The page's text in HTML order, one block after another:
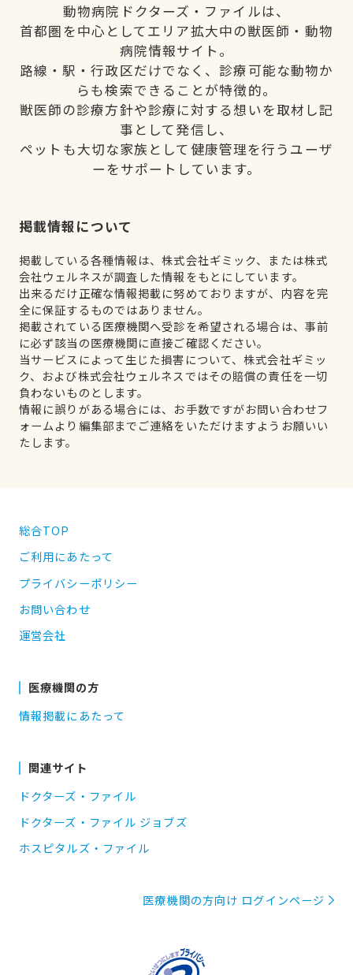
動物病院ドクターズ・ファイルは、
首都圏を中心としてエリア拡大中の獣医師・動物
病院情報サイト。
路線・駅・行政区だけでなく、診療可能な動物か
らも検索できることが特徴的。
獣医師の診療方針や診療に対する想いを取材し記
事として発信し、
ペットも大切な家族として健康管理を行うユーザ
ーをサポートしています。
掲載情報について
掲載している各種情報は、株式会社ギミック、または株式
会社ウェルネスが調査した情報をもとにしています。
出来るだけ正確な情報掲載に努めておりますが、内容を完
全に保証するものではありません。
掲載されている医療機関へ受診を希望される場合は、事前
に必ず該当の医療機関に直接ご確認ください。
当サービスによって生じた損害について、株式会社ギミッ
ク、および株式会社ウェルネスではその賠償の責任を一切
負わないものとします。
情報に誤りがある場合には、お手数ですがお問い合わせフ
ォームより編集部までご連絡をいただけますようお願いい
たします。
総合TOP
ご利用にあたって
プライバシーポリシー
お問い合わせ
運営会社
医療機関の方
情報掲載にあたって
関連サイト
ドクターズ・ファイル
ドクターズ・ファイル ジョブズ
ホスピタルズ・ファイル
医療機関の方向け ログインページ